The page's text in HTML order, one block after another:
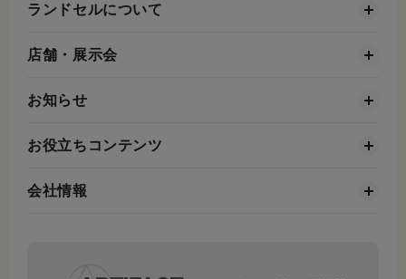
ランドセルについて
店舗・展示会
お知らせ
お役立ちコンテンツ
会社情報